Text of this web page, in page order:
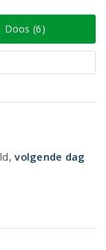
Doos (6)
volgende dag